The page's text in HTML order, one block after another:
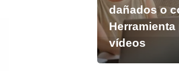
dañados o
Herramienta
vídeos